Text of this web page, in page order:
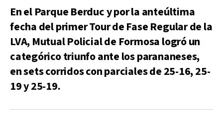
En el Parque Berduc y por la anteúltima
fecha del primer Tour de Fase Regular de la
LVA, Mutual Policial de Formosa logró un
categórico triunfo ante los parananeses,
en sets corridos con parciales de 25-16, 25-
19 y 25-19.